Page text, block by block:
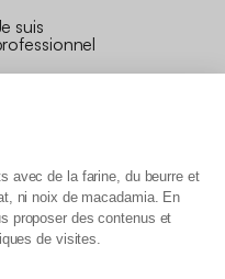
avec de la farine, du beurre et
ni noix de macadamia. En
proposer des contenus et
de visites.
suis
de vente
de fidélité
vente Pro